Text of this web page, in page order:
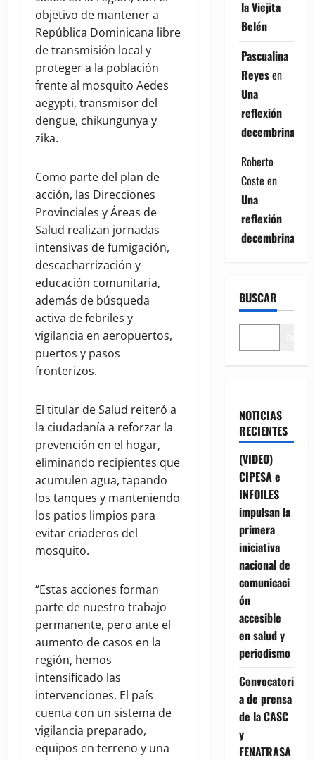
objetivo de mantener a
República Dominicana libre
de transmisión local y
proteger a la población
frente al mosquito Aedes
aegypti, transmisor del
dengue, chikungunya y
zika.
Como parte del plan de
acción, las Direcciones
Provinciales y Áreas de
Salud realizan jornadas
intensivas de fumigación,
descacharrización y
educación comunitaria,
además de búsqueda
activa de febriles y
vigilancia en aeropuertos,
puertos y pasos
fronterizos.
El titular de Salud reiteró a
la ciudadanía a reforzar la
prevención en el hogar,
eliminando recipientes que
acumulen agua, tapando
los tanques y manteniendo
los patios limpios para
evitar criaderos del
mosquito.
“Estas acciones forman
parte de nuestro trabajo
permanente, pero ante el
aumento de casos en la
región, hemos
intensificado las
intervenciones. El país
cuenta con un sistema de
vigilancia preparado,
equipos en terreno y una
la Viejita
Belén
Pascualina
Reyesen
Una
reflexión
decembrina
Roberto
Coste en
Una
reflexión
decembrina
BUSCAR
NOTICIAS
RECIENTES
(VIDEO)
CIPESA e
INFOILES
impulsan la
primera
iniciativa
nacional de
comunicaci
ón
accesible
en salud y
periodismo
Convocatori
a de prensa
de la CASC
y
FENATRASA